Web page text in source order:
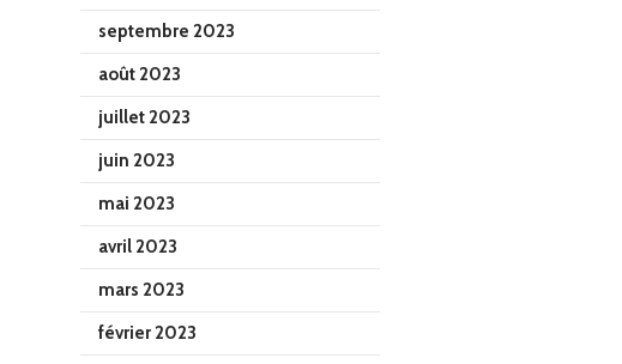
septembre 2023
août 2023
juillet 2023
juin 2023
mai 2023
avril 2023
mars 2023
février 2023